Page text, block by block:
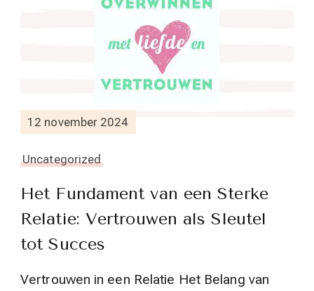
12 november 2024
Uncategorized
Het Fundament van een Sterke
Relatie: Vertrouwen als Sleutel
tot Succes
Vertrouwen in een Relatie Het Belang van